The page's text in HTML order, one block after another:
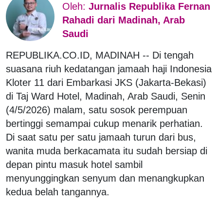
Oleh: Jurnalis Republika Fernan
Rahadi dari Madinah, Arab
Saudi
REPUBLIKA.CO.ID, MADINAH -- Di tengah
suasana riuh kedatangan jamaah haji Indonesia
Kloter 11 dari Embarkasi JKS (Jakarta-Bekasi)
di Taj Ward Hotel, Madinah, Arab Saudi, Senin
(4/5/2026) malam, satu sosok perempuan
bertinggi semampai cukup menarik perhatian.
Di saat satu per satu jamaah turun dari bus,
wanita muda berkacamata itu sudah bersiap di
depan pintu masuk hotel sambil
menyunggingkan senyum dan menangkupkan
kedua belah tangannya.